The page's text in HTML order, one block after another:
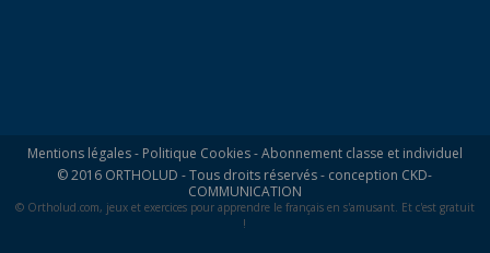
Mentions légales- Politique Cookies-Abonnement classe et individuel
© 2016 ORTHOLUD - Tous droits réservés - conception CKD-
COMMUNICATION
© Ortholud.com, jeux et exercices pour apprendre le français en s'amusant. Et c'est gratuit
!